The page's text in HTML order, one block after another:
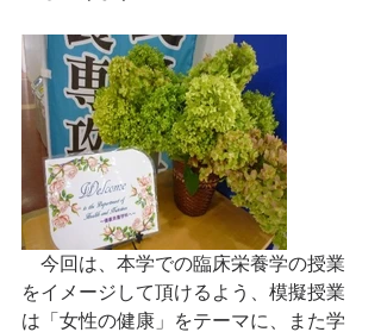
今回は、本学での臨床栄養学の授業
をイメージして頂けるよう、模擬授業
は「女性の健康」をテーマに、また学